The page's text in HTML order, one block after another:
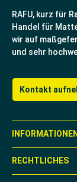
RAFU, kurz für
Handel für
wir auf
und sehr
Kontakt
INFORMATIONEN
RECHTLICHES